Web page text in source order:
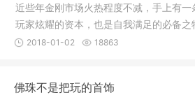
近些年金刚市场火热程度不减，手上有
玩家炫耀的资本，也是自我满足的必备
有一套挑
2018-01-02 18863
佛珠不是把玩的首饰